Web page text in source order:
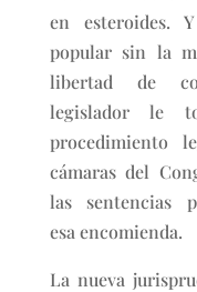
en esteroides.
popular sin la
libertad de
legislador le
procedimiento
cámaras del
las sentencias
esa encomienda.
La nueva